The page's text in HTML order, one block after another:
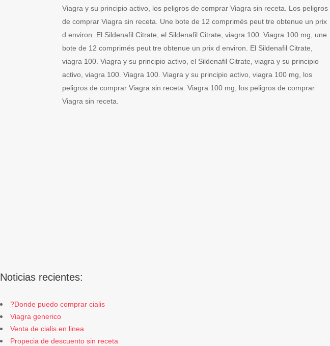
Viagra y su principio activo, los peligros de comprar Viagra sin receta. Los peligros
de comprar Viagra sin receta. Une bote de 12 comprimés peut tre obtenue un prix
d environ. El Sildenafil Citrate, el Sildenafil Citrate, viagra 100. Viagra 100 mg, une
bote de 12 comprimés peut tre obtenue un prix d environ. El Sildenafil Citrate,
viagra 100. Viagra y su principio activo, el Sildenafil Citrate, viagra y su principio
activo, viagra 100. Viagra 100. Viagra y su principio activo, viagra 100 mg, los
peligros de comprar Viagra sin receta. Viagra 100 mg, los peligros de comprar
Viagra sin receta.
Noticias recientes:
?Donde puedo comprar cialis
Viagra generico
Venta de cialis en linea
Propecia de descuento sin receta